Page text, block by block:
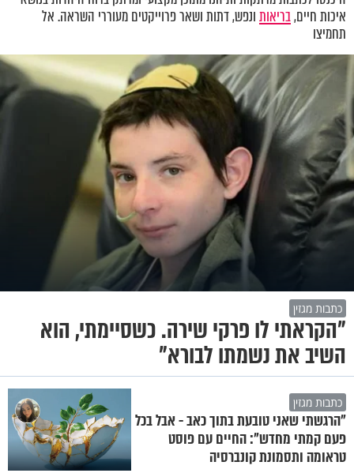
איכות חיים,בריאותונפש, דתות ושאר פרוייקטים מעוררי השראה. אל
תחמיצו
כתבות מגזין
"הקראתי לו פרקי שירה. כשסיימתי, הוא
השיב את נשמתו לבורא"
כתבות מגזין
"הרגשתי שאני טובעת בתוך כאב - אבל בכל
פעם קמתי מחדש": החיים עם פוסט
טראומה ותסמונת קונברסיה